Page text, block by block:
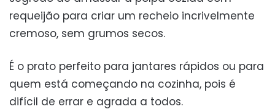
requeijão para criar um recheio incrivelmente
cremoso, sem grumos secos.
É o prato perfeito para jantares rápidos ou para
quem está começando na cozinha, pois é
difícil de errar e agrada a todos.